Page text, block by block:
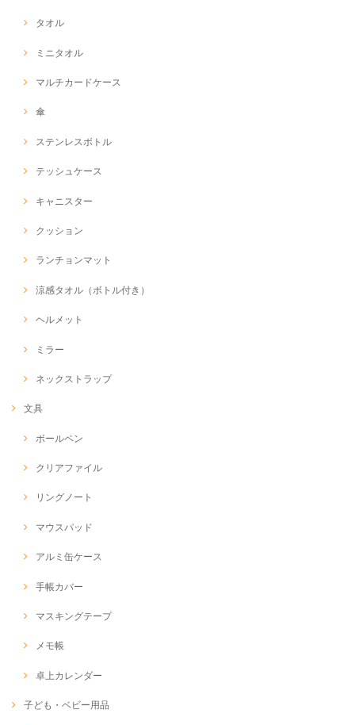
タオル
ミニタオル
マルチカードケース
傘
ステンレスボトル
テッシュケース
キャニスター
クッション
ランチョンマット
涼感タオル（ボトル付き）
ヘルメット
ミラー
ネックストラップ
文具
ボールペン
クリアファイル
リングノート
マウスパッド
アルミ缶ケース
手帳カバー
マスキングテープ
メモ帳
卓上カレンダー
子ども・ベビー用品